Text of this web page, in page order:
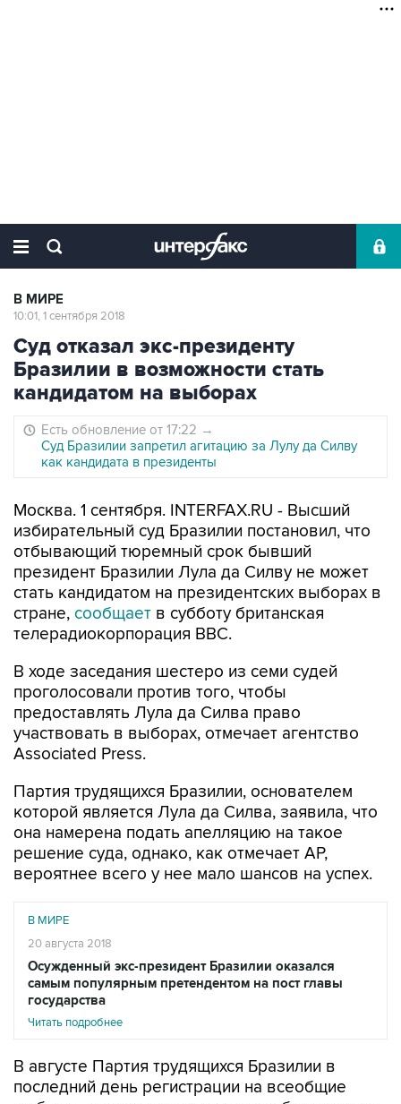
В МИРЕ
10:01, 1 сентября 2018
Суд отказал экс-президенту
Бразилии в возможности стать
кандидатом на выборах
Есть обновление от 17:22 →
Суд Бразилии запретил агитацию за Лулу да Силву
как кандидата в президенты
Москва. 1 сентября. INTERFAX.RU - Высший
избирательный суд Бразилии постановил, что
отбывающий тюремный срок бывший
президент Бразилии Лула да Силву не может
стать кандидатом на президентских выборах в
стране, сообщает в субботу британская
телерадиокорпорация BBC.
В ходе заседания шестеро из семи судей
проголосовали против того, чтобы
предоставлять Лула да Силва право
участвовать в выборах, отмечает агентство
Associated Press.
Партия трудящихся Бразилии, основателем
которой является Лула да Силва, заявила, что
она намерена подать апелляцию на такое
решение суда, однако, как отмечает AP,
вероятнее всего у нее мало шансов на успех.
В МИРЕ
20 августа 2018
Осужденный экс-президент Бразилии оказался
самым популярным претендентом на пост главы
государства
Читать подробнее
В августе Партия трудящихся Бразилии в
последний день регистрации на всеобщие